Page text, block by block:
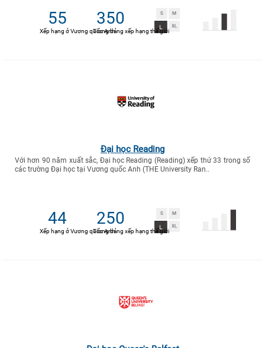
55
Xếp hạng ở Vương quốc Anh
350
Trong bảng xếp hạng thế giới
Đại học Reading
Với hơn 90 năm xuất sắc, Đại học Reading (Reading) xếp thứ 33 trong số
các trường Đại học tại Vương quốc Anh (THE University Ran..
44
Xếp hạng ở Vương quốc Anh
250
Trong bảng xếp hạng thế giới